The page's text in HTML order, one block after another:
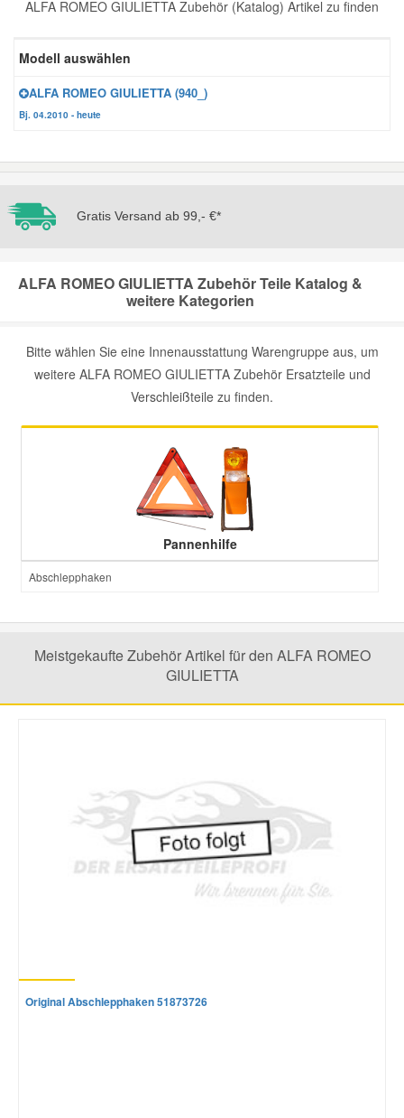
ALFA ROMEO GIULIETTA Zubehör (Katalog) Artikel zu finden
Modell auswählen
ALFA ROMEO GIULIETTA (940_)
Bj. 04.2010 - heute
Gratis Versand ab 99,- €*
ALFA ROMEO GIULIETTA Zubehör Teile Katalog &
weitere Kategorien
Bitte wählen Sie eine Innenausstattung Warengruppe aus, um
weitere ALFA ROMEO GIULIETTA Zubehör Ersatzteile und
Verschleißteile zu finden.
Pannenhilfe
Abschlepphaken
Meistgekaufte Zubehör Artikel für den ALFA ROMEO
GIULIETTA
Original Abschlepphaken 51873726
Zündanlage und Glühanlage
Jeep Ersatzteile
Lancia Ersatzteile
Mercedes Ersatzteile
Nissan Ersatzteile
Porsche Ersatzteile
Skoda Ersatzteile
Smart Ersatzteile
Vauxhall Ersatzteile